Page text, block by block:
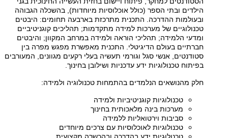
הילדים ובתי הספר (כולל אוכלוסיות מיוחדות), בהשכלה הגבוהה
ובעולמות ההדרכה. התכנית מתרכזת בארבעה תחומים: היבטים
טכנולוגיים של מערכות למידה מתקדמות; תהליכים קוגניטיביים
ומדעי הלמידה; תהליכי הוראה ולמידה במרחב המקוון; והיבטים
חברתיים בעולם הדיגיטלי. התכנית מאפשרת מפגש מפרה בין
סטודנטים, אנשי סגל וגורמי תעשיה בעלי רקעים מגוונים, המעורבים
בפיתוח טכנולוגיות ידע עדכניות ושילובן בחינוך.
חלק מהנושאים הנלמדים בהתמחות טכנולוגיה ולמידה:
טכנולוגיות קוגניטיביות ולמידה
מערכות בינה מלאכותית בחינוך
סביבות וירטואליות ללמידה
טכנולוגיות לאוכלוסיות עם צרכים מיוחדים